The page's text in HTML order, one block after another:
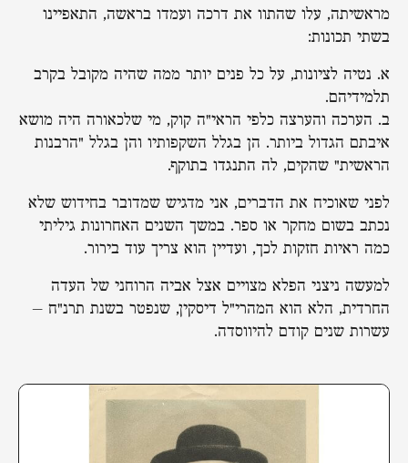
מראשיתה, עלו שהתוו את דרכה ועמדו בראשה, התאפיינו
בשתי תכונות:
א. נטיה לציונות, על כל פנים יותר ממה שהיה מקובל בקרב
תלמידיהם.
ב. הערכה והערצה כלפי הראי"ה קוק, מי שלכאורה היה מושא
איבתם הגדול ביותר. הן בגלל השקפותיו והן בגלל "הרבנות
הראשית" שהקים, לה התנגדו בתוקף.
לפני שאוכיח את הדברים, אני מדגיש שמדובר בחידוש שלא
נכתב בשום מחקר או ספר. במשך השנים האחרונות גיליתי
כמה ראיות חזקות לכך, ועדיין הוא צריך עוד בירור.
למעשה ניצני הפלא מצויים אצל אביה הרוחני של העדה
החרדית, הלא הוא המהרי"ל דיסקין, שנפטר בשנת תרנ"ח –
עשרות שנים קודם להיווסדה.